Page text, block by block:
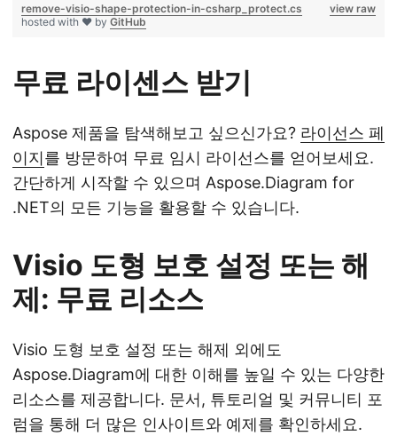
view raw
remove-visio-shape-protection-in-csharp_protect.cs
hosted with ❤ by GitHub
무료 라이센스 받기
Aspose 제품을 탐색해보고 싶으신가요? 라이선스 페
이지를 방문하여 무료 임시 라이선스를 얻어보세요.
간단하게 시작할 수 있으며 Aspose.Diagram for
.NET의 모든 기능을 활용할 수 있습니다.
Visio 도형 보호 설정 또는 해
제: 무료 리소스
Visio 도형 보호 설정 또는 해제 외에도
Aspose.Diagram에 대한 이해를 높일 수 있는 다양한
리소스를 제공합니다. 문서, 튜토리얼 및 커뮤니티 포
럼을 통해 더 많은 인사이트와 예제를 확인하세요.